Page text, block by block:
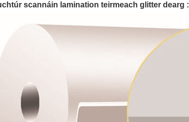
scannáin lamination teirmeach glitter dearg :